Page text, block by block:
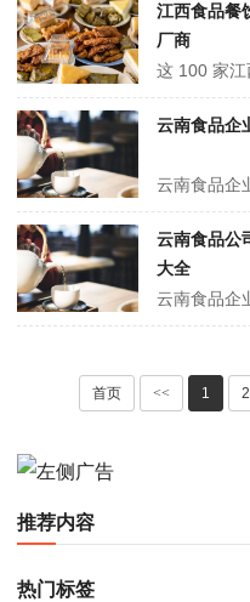
江西食品餐
厂商
云南食品企
云南食品公
大全
首页 << 1 2
推荐内容
热门标签